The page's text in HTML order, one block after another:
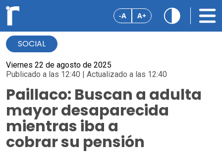
-A A+
SOCIAL
Viernes 22 de agosto de 2025
Publicado a las 12:40 | Actualizado a las 12:40
Paillaco: Buscan a adulta
mayor desaparecida
mientras iba a
cobrar su pensión